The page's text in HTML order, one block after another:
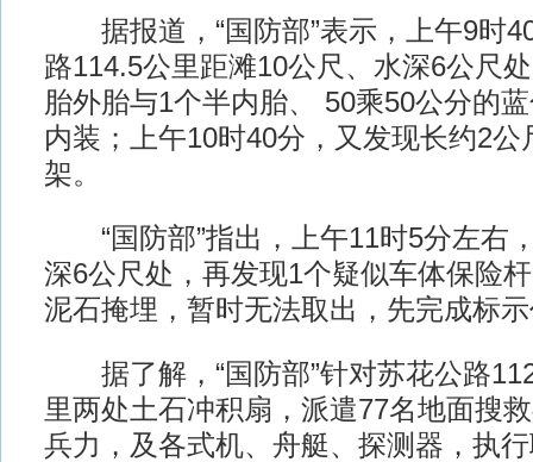
据报道，“国防部”表示，上午9时
路114.5公里距滩10公尺、水深6公尺
胎外胎与1个半内胎、 50乘50公分的
内装；上午10时40分，又发现长约2公
架。
“国防部”指出，上午11时5分左右
深6公尺处，再发现1个疑似车体保险
泥石掩埋，暂时无法取出，先完成标
据了解，“国防部”针对苏花公路
里两处土石冲积扇，派遣77名地面搜
兵力，及各式机、舟艇、探测器，执